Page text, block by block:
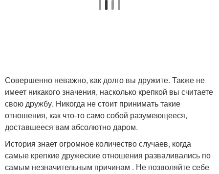
Совершенно неважно, как долго вы дружите. Также не
имеет никакого значения, насколько крепкой вы считаете
свою дружбу. Никогда не стоит принимать такие
отношения, как что-то само собой разумеющееся,
доставшееся вам абсолютно даром.
История знает огромное количество случаев, когда
самые крепкие дружеские отношения разваливались по
самым незначительным причинам . Не позволяйте себе